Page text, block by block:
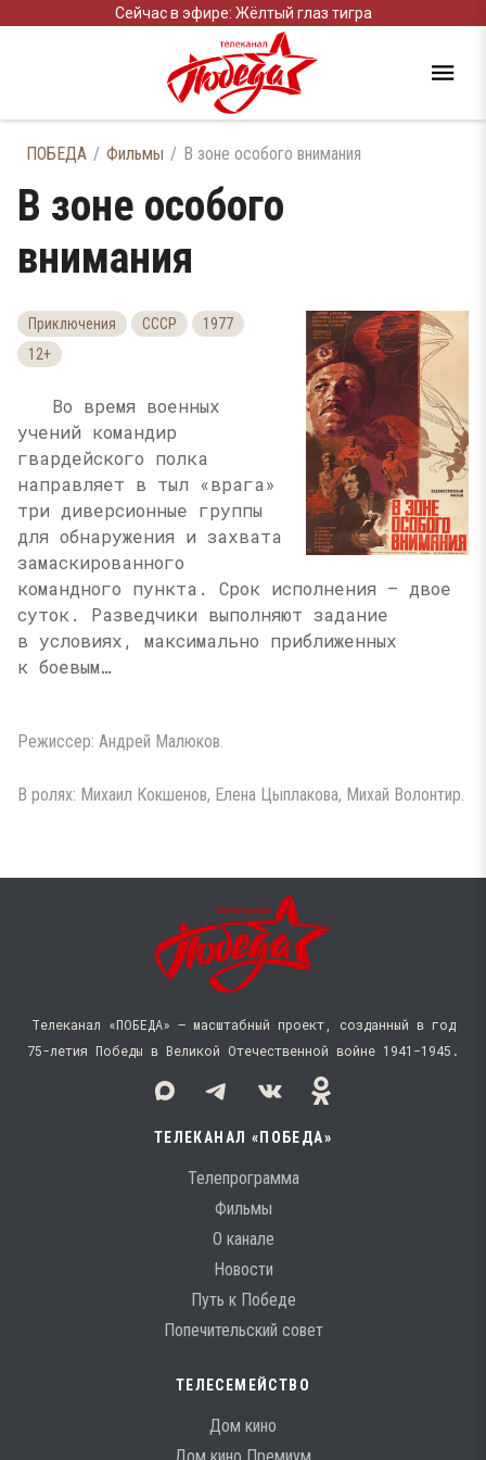
Сейчас в эфире: Жёлтый глаз тигра
ПОБЕДА Фильмы В зоне особого внимания
В зоне особого
внимания
Приключения СССР
1977
12+
Во время военных
учений командир
гвардейского полка
направляет в тыл «врага»
три диверсионные группы
для обнаружения и захвата
замаскированного
командного пункта. Срок исполнения — двое
суток. Разведчики выполняют задание
в условиях, максимально приближенных
к боевым…
Режиссер: Андрей Малюков.
В ролях: Михаил Кокшенов, Елена Цыплакова, Михай Волонтир.
Телеканал «ПОБЕДА» — масштабный проект, созданный в год
75-летия Победы в Великой Отечественной войне 1941−1945.
ТЕЛЕКАНАЛ «ПОБЕДА»
Телепрограмма
Фильмы
О канале
Новости
Путь к Победе
Попечительский совет
ТЕЛЕСЕМЕЙСТВО
Дом кино